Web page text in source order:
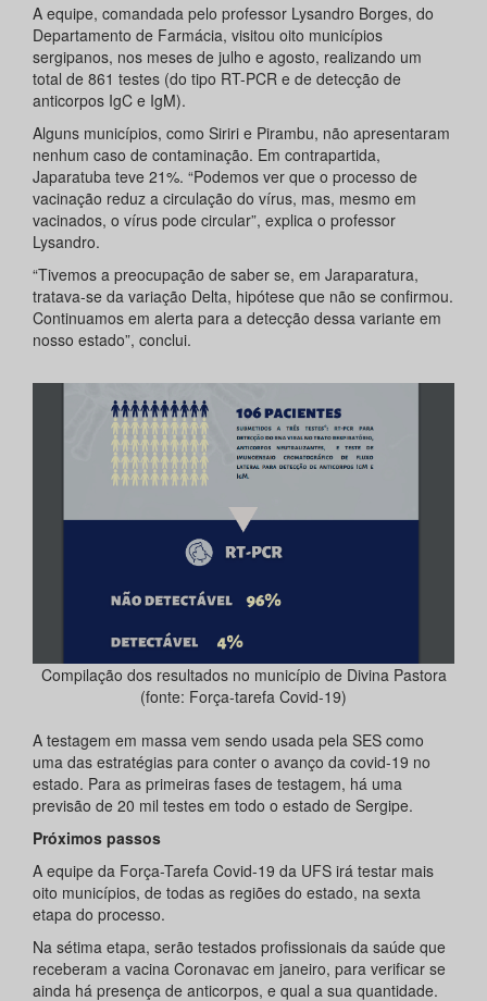
A equipe, comandada pelo professor Lysandro Borges, do
Departamento de Farmácia, visitou oito municípios
sergipanos, nos meses de julho e agosto, realizando um
total de 861 testes (do tipo RT-PCR e de detecção de
anticorpos IgC e IgM).
Alguns municípios, como Siriri e Pirambu, não apresentaram
nenhum caso de contaminação. Em contrapartida,
Japaratuba teve 21%. “Podemos ver que o processo de
vacinação reduz a circulação do vírus, mas, mesmo em
vacinados, o vírus pode circular”, explica o professor
Lysandro.
“Tivemos a preocupação de saber se, em Jaraparatura,
tratava-se da variação Delta, hipótese que não se confirmou.
Continuamos em alerta para a detecção dessa variante em
nosso estado”, conclui.
Compilação dos resultados no município de Divina Pastora
(fonte: Força-tarefa Covid-19)
A testagem em massa vem sendo usada pela SES como
uma das estratégias para conter o avanço da covid-19 no
estado. Para as primeiras fases de testagem, há uma
previsão de 20 mil testes em todo o estado de Sergipe.
Próximos passos
A equipe da Força-Tarefa Covid-19 da UFS irá testar mais
oito municípios, de todas as regiões do estado, na sexta
etapa do processo.
Na sétima etapa, serão testados profissionais da saúde que
receberam a vacina Coronavac em janeiro, para verificar se
ainda há presença de anticorpos, e qual a sua quantidade.